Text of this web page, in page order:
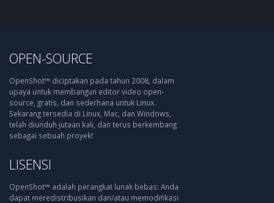
OPEN-SOURCE
OpenShot™ diciptakan pada tahun 2008, dalam
upaya untuk membangun editor video open-
source, gratis, dan sederhana untuk Linux.
Sekarang tersedia di Linux, Mac, dan Windows,
telah diunduh jutaan kali, dan terus berkembang
sebagai sebuah proyek!
LISENSI
OpenShot™ adalah perangkat lunak bebas: Anda
dapat meredistribusikan dan/atau memodifikasi